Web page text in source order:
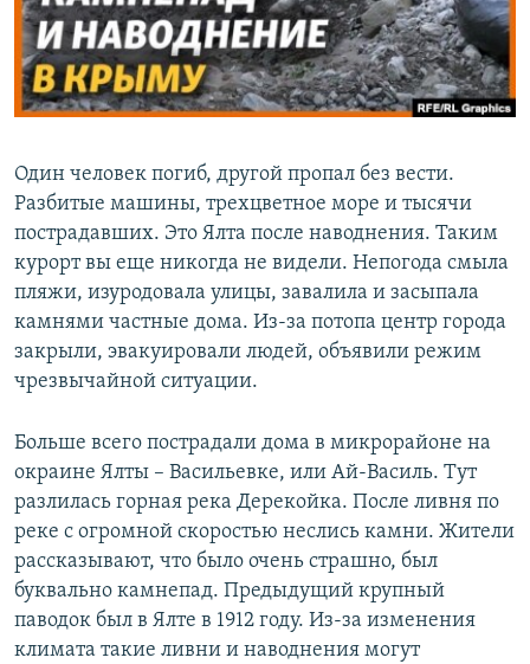
ПОБЕДИТЕЛЕЙ НЕ СУДЯТ?
КРЫМ.НЕПОКОРЕННЫЙ
ELIFBE
ПРИСОЕДИНЯЙТЕСЬ!
Все сайты RFE/RL
Один человек погиб, другой пропал без вести.
Разбитые машины, трехцветное море и тысячи
пострадавших. Это Ялта после наводнения. Таким
курорт вы еще никогда не видели. Непогода смыла
пляжи, изуродовала улицы, завалила и засыпала
камнями частные дома. Из-за потопа центр города
закрыли, эвакуировали людей, объявили режим
чрезвычайной ситуации.
Больше всего пострадали дома в микрорайоне на
окраине Ялты – Васильевке, или Ай-Василь. Тут
разлилась горная река Дерекойка. После ливня по
реке с огромной скоростью неслись камни. Жители
рассказывают, что было очень страшно, был
буквально камнепад. Предыдущий крупный
паводок был в Ялте в 1912 году. Из-за изменения
климата такие ливни и наводнения могут